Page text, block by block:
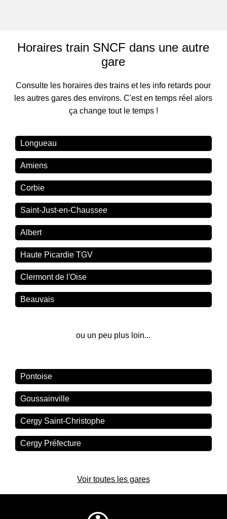
Horaires train SNCF dans une autre
gare
Consulte les horaires des trains et les info retards pour
les autres gares des environs. C'est en temps réel alors
ça change tout le temps !
Longueau
Amiens
Corbie
Saint-Just-en-Chaussee
Albert
Haute Picardie TGV
Clermont de l'Oise
Beauvais
ou un peu plus loin...
Pontoise
Goussainville
Cergy Saint-Christophe
Cergy Préfecture
Voir toutes les gares